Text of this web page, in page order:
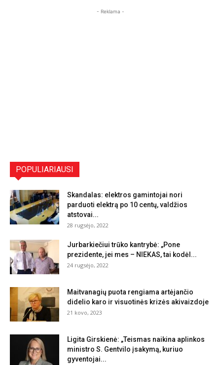
- Reklama -
POPULIARIAUSI
Skandalas: elektros gamintojai nori
parduoti elektrą po 10 centų, valdžios
atstovai...
28 rugsėjo, 2022
Jurbarkiečiui trūko kantrybė: „Pone
prezidente, jei mes – NIEKAS, tai kodėl...
24 rugsėjo, 2022
Maitvanagių puota rengiama artėjančio
didelio karo ir visuotinės krizės akivaizdoje
21 kovo, 2023
Ligita Girskienė: „Teismas naikina aplinkos
ministro S. Gentvilo įsakymą, kuriuo
gyventojai...